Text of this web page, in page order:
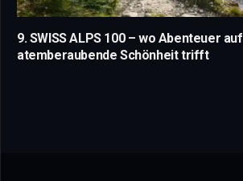
9. SWISS ALPS 100 – wo Abenteuer auf
atemberaubende Schönheit trifft